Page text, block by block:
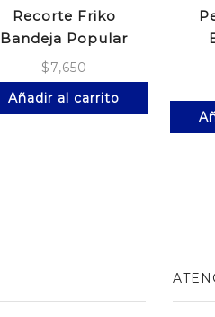
Recorte Friko
Bandeja Popular
$7,650
Añadir al carrito